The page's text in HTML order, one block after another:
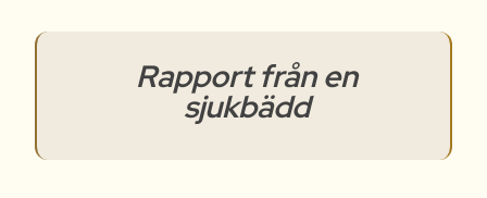
Rapport från en
sjukbädd